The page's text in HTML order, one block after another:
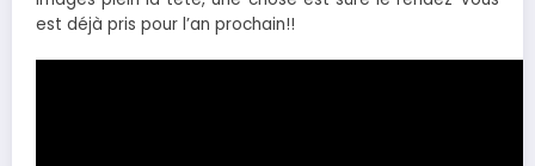
est déjà pris pour l’an prochain!!